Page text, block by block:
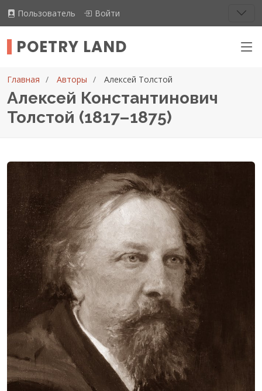
Пользователь Войти
POETRY LAND
Главная Авторы Алексей Толстой
Алексей Константинович
Толстой (1817–1875)